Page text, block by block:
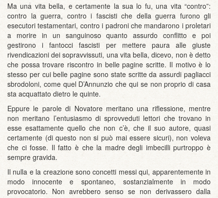
Ma una vita bella, e certamente la sua lo fu, una vita “contro”:
contro la guerra, contro i fascisti che della guerra furono gli
esecutori testamentari, contro i padroni che mandarono i proletari
a morire in un sanguinoso quanto assurdo conflitto e poi
gestirono i fantocci fascisti per mettere paura alle giuste
rivendicazioni dei sopravvissuti, una vita bella, dicevo, non è detto
che possa trovare riscontro in belle pagine scritte. Il motivo è lo
stesso per cui belle pagine sono state scritte da assurdi pagliacci
sbrodoloni, come quel D’Annunzio che qui se non proprio di casa
sta acquattato dietro le quinte.
Eppure le parole di Novatore meritano una riflessione, mentre
non meritano l’entusiasmo di sprovveduti lettori che trovano in
esse esattamente quello che non c’è, che il suo autore, quasi
certamente (di questo non si può mai essere sicuri), non voleva
che ci fosse. Il fatto è che la madre degli imbecilli purtroppo è
sempre gravida.
Il nulla e la creazione sono concetti messi qui, apparentemente in
modo innocente e spontaneo, sostanzialmente in modo
provocatorio. Non avrebbero senso se non derivassero dalla